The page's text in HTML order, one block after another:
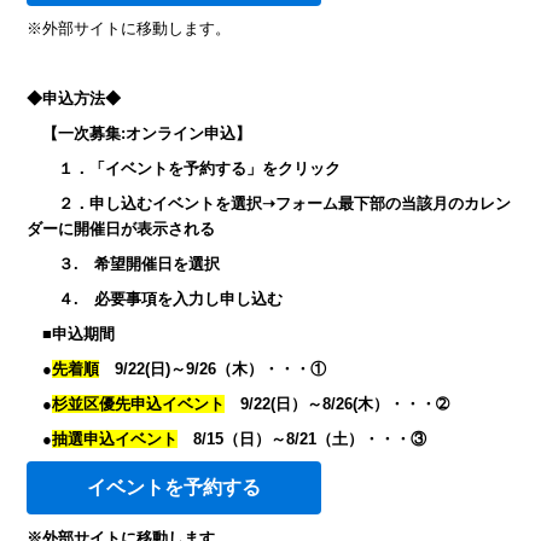
※外部サイトに移動します。
◆申込方法◆
【一次募集:オンライン申込】
１．「イベントを予約する」をクリック
２．申し込むイベントを選択➝フォーム最下部の当該月のカレン
ダーに開催日が表示される
３. 希望開催日を選択
４. 必要事項を入力し申し込む
■申込期間
●先着順9/22(日)～9/26（木）・・・①
●杉並区優先申込イベント
9/22(日）～8/26(木）・・・➁
●抽選申込イベント 8/15（日）～8/21（土）・・・③
イベントを予約する
※外部サイトに移動します。